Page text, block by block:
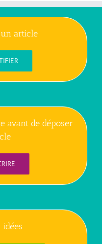
article
avant de déposer